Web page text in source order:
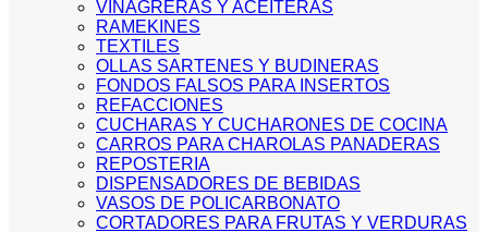
VINAGRERAS Y ACEITERAS
RAMEKINES
TEXTILES
OLLAS SARTENES Y BUDINERAS
FONDOS FALSOS PARA INSERTOS
REFACCIONES
CUCHARAS Y CUCHARONES DE COCINA
CARROS PARA CHAROLAS PANADERAS
REPOSTERIA
DISPENSADORES DE BEBIDAS
VASOS DE POLICARBONATO
CORTADORES PARA FRUTAS Y VERDURAS